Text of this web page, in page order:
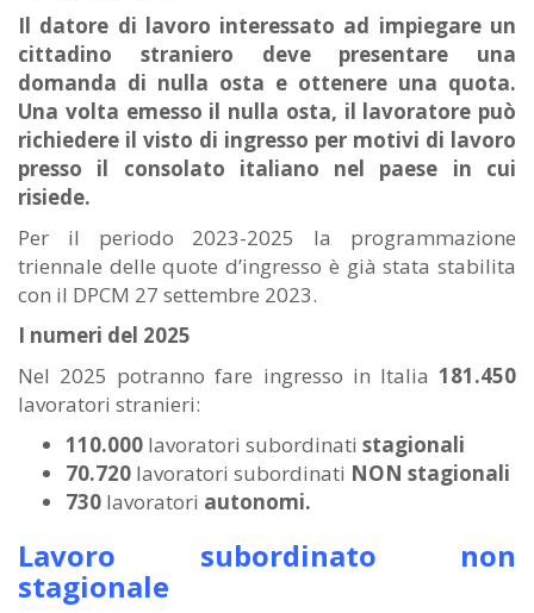
Il datore di lavoro interessato ad impiegare un
cittadino straniero deve presentare una
domanda di nulla osta e ottenere una quota.
Una volta emesso il nulla osta, il lavoratore può
richiedere il visto di ingresso per motivi di lavoro
presso il consolato italiano nel paese in cui
risiede.
Per il periodo 2023-2025 la programmazione
triennale delle quote d’ingresso è già stata stabilita
con il DPCM 27 settembre 2023.
I numeri del 2025
Nel 2025 potranno fare ingresso in Italia 181.450
lavoratori stranieri:
110.000 lavoratori subordinati stagionali
70.720 lavoratori subordinati NON stagionali
730 lavoratori autonomi.
Lavoro subordinato non
stagionale